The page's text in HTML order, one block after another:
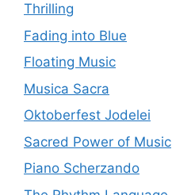
Thrilling
Fading into Blue
Floating Music
Musica Sacra
Oktoberfest Jodelei
Sacred Power of Music
Piano Scherzando